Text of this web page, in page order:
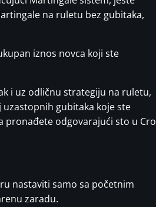
na ruletu bez gubitaka,
iznos novca koji ste
i uz odličnu strategiju na ruletu,
gubitaka koje ste
pronađete odgovarajući sto u Cro
nastaviti samo sa početnim
zaradu.